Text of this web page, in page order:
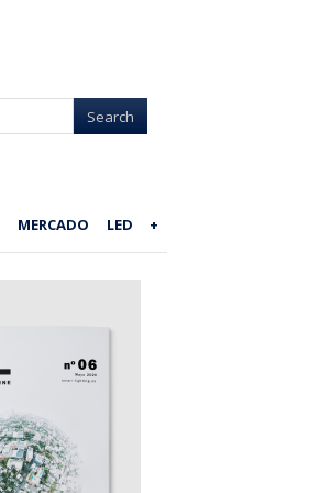
MERCADO LED +